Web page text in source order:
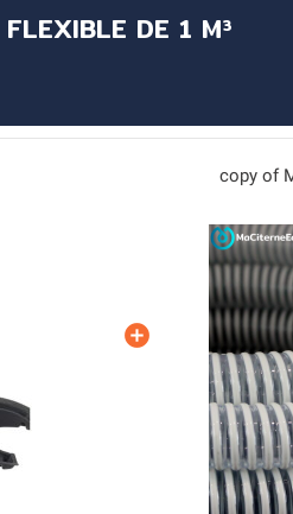
DE 1 M³
copy of